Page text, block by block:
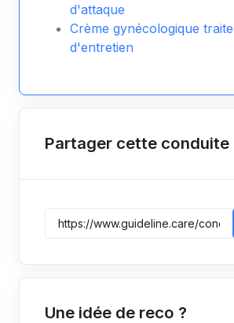
d'attaque
Crème gynécologique
d'entretien
Partager cette conduite
Une idée de reco ?